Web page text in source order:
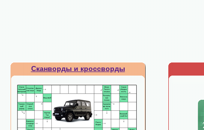
Сканворды и кроссворды